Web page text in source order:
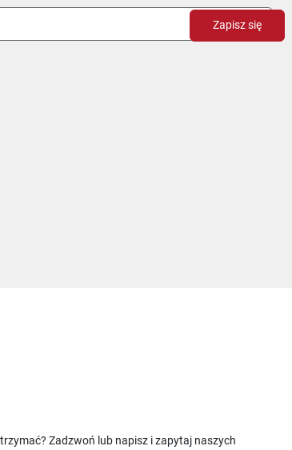
Zapisz się
Zadzwoń lub napisz i zapytaj naszych